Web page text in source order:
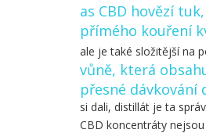
as CBD hovězí tuk
přímého kouření
ale je také složitější na
vůně, která
přesné dávkování
si dali, distillát je ta
CBD koncentráty